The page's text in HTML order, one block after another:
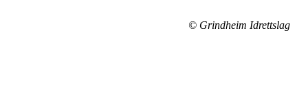
© Grindheim Idrettslag